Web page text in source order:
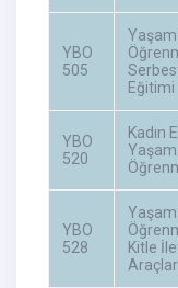
YBO
505
Eğitimi
YBO
520
Kadın
YBO
528
Kitle